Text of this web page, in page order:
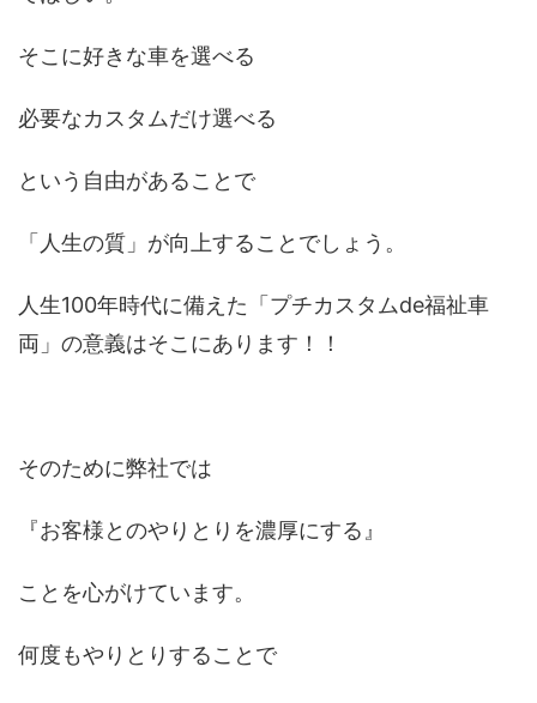
そこに好きな車を選べる
必要なカスタムだけ選べる
という自由があることで
「人生の質」が向上することでしょう。
人生100年時代に備えた 「プチカスタムde福祉車
両」 の意義はそこにあります！！
そのために弊社では
『お客様とのやりとりを濃厚にする』
ことを心がけています。
何度もやりとりすることで